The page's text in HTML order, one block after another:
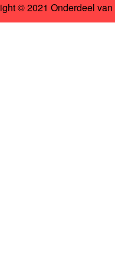
© 2021 Onderdeel van